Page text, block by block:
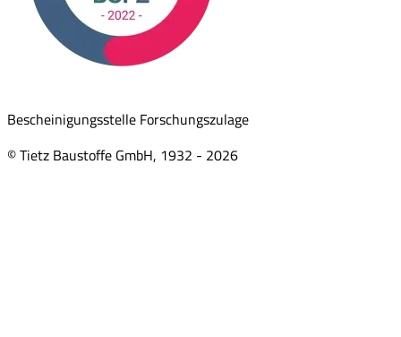
Bescheinigungsstelle Forschungszulage
© Tietz Baustoffe GmbH, 1932 - 2026